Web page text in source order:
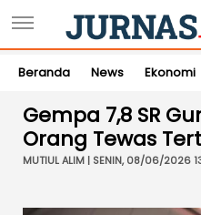
Beranda News Ekonomi
Gempa 7,8 SR
Orang Tewas
MUTIUL ALIM | SENIN, 08/06/2026